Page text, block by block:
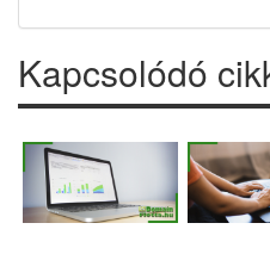
Kapcsolódó